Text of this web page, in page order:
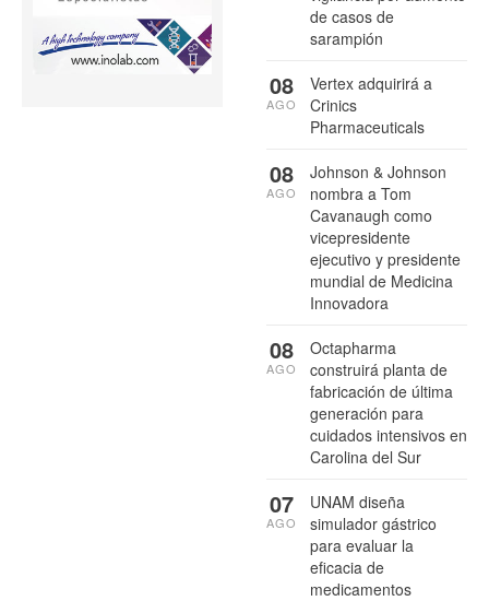
de casos de
sarampión
Vertex adquirirá a
Crinics
Pharmaceuticals
08
AGO
Johnson & Johnson
nombra a Tom
Cavanaugh como
vicepresidente
ejecutivo y presidente
mundial de Medicina
Innovadora
08
AGO
Octapharma
construirá planta de
fabricación de última
generación para
cuidados intensivos en
Carolina del Sur
08
AGO
UNAM diseña
simulador gástrico
para evaluar la
eficacia de
medicamentos
07
AGO